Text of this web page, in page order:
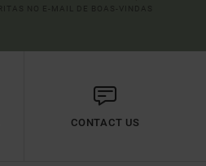
CONTACT US